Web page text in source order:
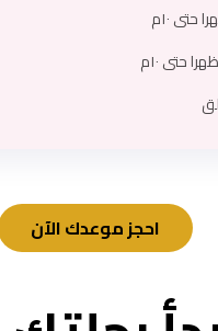
احجز موعدك الآن